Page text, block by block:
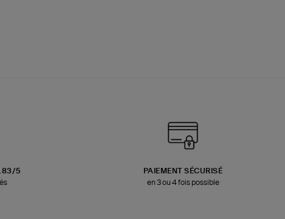
5
PAIEMENT SÉCURISÉ
en 3 ou 4 fois possible